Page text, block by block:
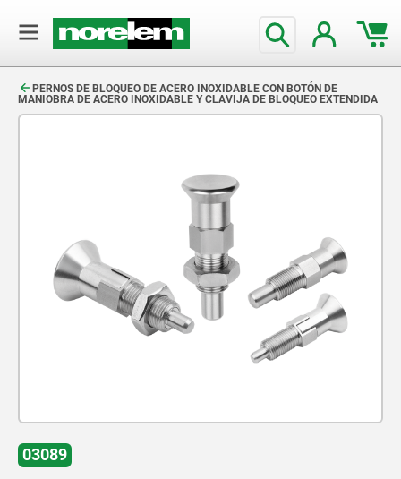
PERNOS DE BLOQUEO DE ACERO INOXIDABLE CON BOTÓN DE
MANIOBRA DE ACERO INOXIDABLE Y CLAVIJA DE BLOQUEO EXTENDIDA
03089